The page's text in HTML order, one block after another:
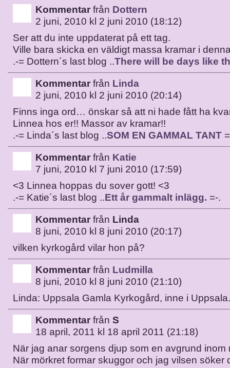
Kommentar från Dottern
2 juni, 2010 kl 2 juni 2010 (18:12)
Ser att du inte uppdaterat på ett tag.
Ville bara skicka en väldigt massa kramar i
.-= Dottern´s last blog ..There will be days like
Kommentar från Linda
2 juni, 2010 kl 2 juni 2010 (20:14)
Finns inga ord… önskar så att ni hade fått ha
Linnea hos er!! Massor av kramar!!
.-= Linda´s last blog ..SOM EN GAMMAL TANT
Kommentar från Katie
7 juni, 2010 kl 7 juni 2010 (17:59)
<3 Linnea hoppas du sover gott! <3
.-= Katie´s last blog ..Ett år gammalt inlägg. =-.
Kommentar från Linda
8 juni, 2010 kl 8 juni 2010 (20:17)
vilken kyrkogård vilar hon på?
Kommentar från Ludmilla
8 juni, 2010 kl 8 juni 2010 (21:10)
Linda: Uppsala Gamla Kyrkogård, inne i Uppsala.
Kommentar från S
18 april, 2011 kl 18 april 2011 (21:18)
När jag anar sorgens djup som en avgrund inom
När mörkret formar skuggor och jag vilsen söker